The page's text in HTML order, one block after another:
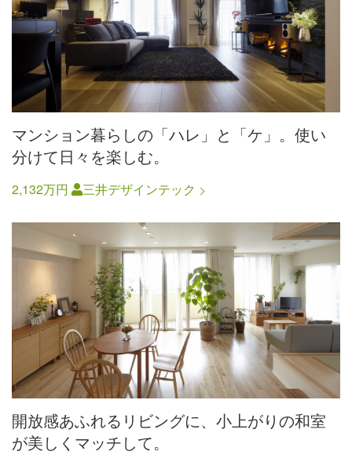
マンション暮らしの「ハレ」と「ケ」。使い
分けて日々を楽しむ。
2,132万円 三井デザインテック
開放感あふれるリビングに、小上がりの和室
が美しくマッチして。